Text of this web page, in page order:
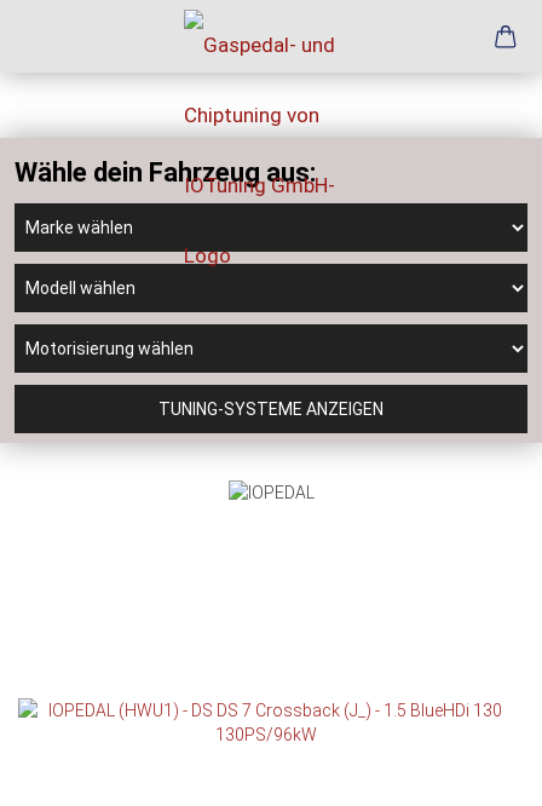
Wähle dein Fahrzeug aus:
TUNING-SYSTEME ANZEIGEN